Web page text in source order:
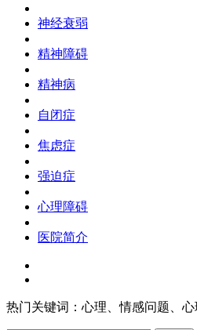
神经衰弱
精神障碍
精神病
自闭症
焦虑症
强迫症
心理障碍
医院简介
热门关键词： 心理、情感问题、